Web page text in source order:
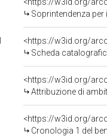
Soprintendenza
<https://w3id.org/
Scheda
<https://w3id.org/
Attribuzione di
<https://w3id.org/
Cronologia 1 del